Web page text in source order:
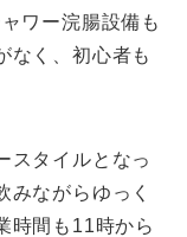
ワー浣腸設備も
なく、初心者も
スタイルとなっ
みながらゆっく
時間も11時から